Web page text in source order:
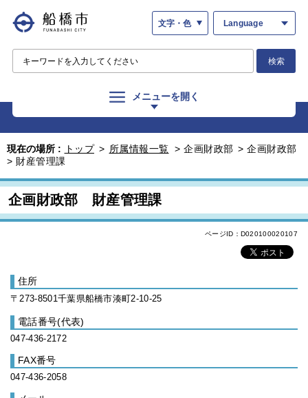
文字・色 Language
検索
メニューを開く
現在の場所 : トップ > 所属情報一覧 > 企画財政部 > 企画財政部
> 財産管理課
企画財政部 財産管理課
ページID：D020100020107
住所
〒273-8501千葉県船橋市湊町2-10-25
電話番号(代表)
047-436-2172
FAX番号
047-436-2058